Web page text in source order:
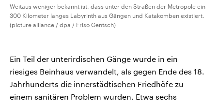
Weitaus weniger bekannt ist, dass unter den Straßen der Metropole ein
300 Kilometer langes Labyrinth aus Gängen und Katakomben existiert.
(picture alliance / dpa / Friso Gentsch)
Ein Teil der unterirdischen Gänge wurde in ein
riesiges Beinhaus verwandelt, als gegen Ende des 18.
Jahrhunderts die innerstädtischen Friedhöfe zu
einem sanitären Problem wurden. Etwa sechs